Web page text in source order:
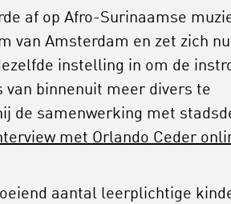
af op Afro-Surinaamse
van Amsterdam en zet zich
instelling in om de
van binnenuit meer divers te
de samenwerking met
met Orlando Ceder
aantal leerplichtige